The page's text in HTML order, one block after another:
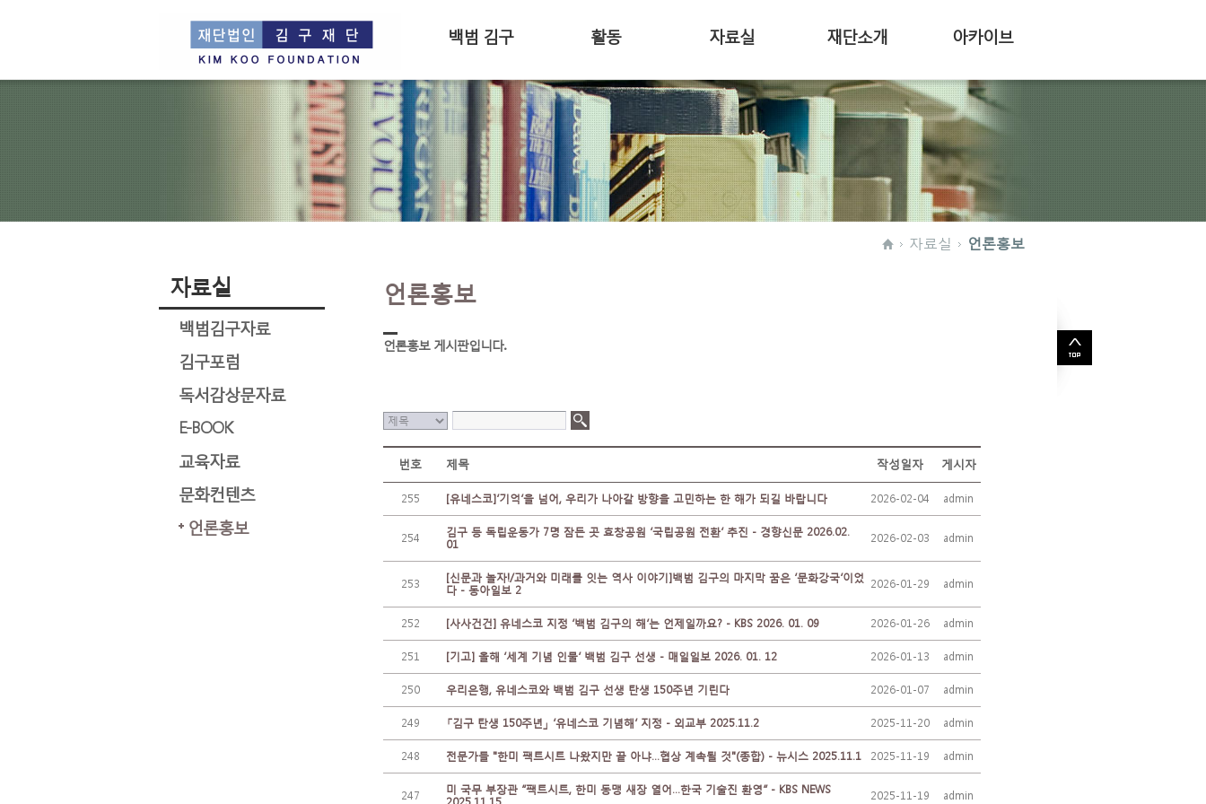
백범 김구 활동 자료실 재단소개 아카이브
자료실 언론홍보
자료실
백범김구자료
김구포럼
독서감상문자료
E-BOOK
교육자료
문화컨텐츠
언론홍보
언론홍보
언론홍보 게시판입니다.
번호 제목 작성일자 게시자
255 [유네스코]‘기억’을 넘어, 우리가 나아갈 방향을 고민하는 한 해가 되길 바랍니다 2026-02-04 admin
254
김구 등 독립운동가 7명 잠든 곳 효창공원 ‘국립공원 전환’ 추진 - 경향신문 2026.02.
01
2026-02-03 admin
253
[신문과 놀자!/과거와 미래를 잇는 역사 이야기]백범 김구의 마지막 꿈은 ‘문화강국’이었
다 - 동아일보 2
2026-01-29 admin
252 [사사건건] 유네스코 지정 ‘백범 김구의 해’는 언제일까요? - KBS 2026. 01. 09 2026-01-26 admin
251 [기고] 올해 ‘세계 기념 인물’ 백범 김구 선생 - 매일일보 2026. 01. 12 2026-01-13 admin
250 우리은행, 유네스코와 백범 김구 선생 탄생 150주년 기린다 2026-01-07 admin
249 「김구 탄생 150주년」 ‘유네스코 기념해’ 지정 - 외교부 2025.11.2 2025-11-20 admin
248 전문가들 "한미 팩트시트 나왔지만 끝 아냐…협상 계속될 것"(종합) - 뉴시스 2025.11.1 2025-11-19 admin
247
미 국무 부장관 “팩트시트, 한미 동맹 새장 열어…한국 기술진 환영” - KBS NEWS
2025-11-19 admin